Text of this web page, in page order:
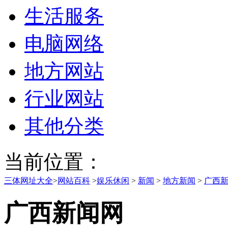
生活服务
电脑网络
地方网站
行业网站
其他分类
当前位置：
三体网址大全>网站百科 >娱乐休闲 > 新闻 > 地方新闻 > 广西
广西新闻网